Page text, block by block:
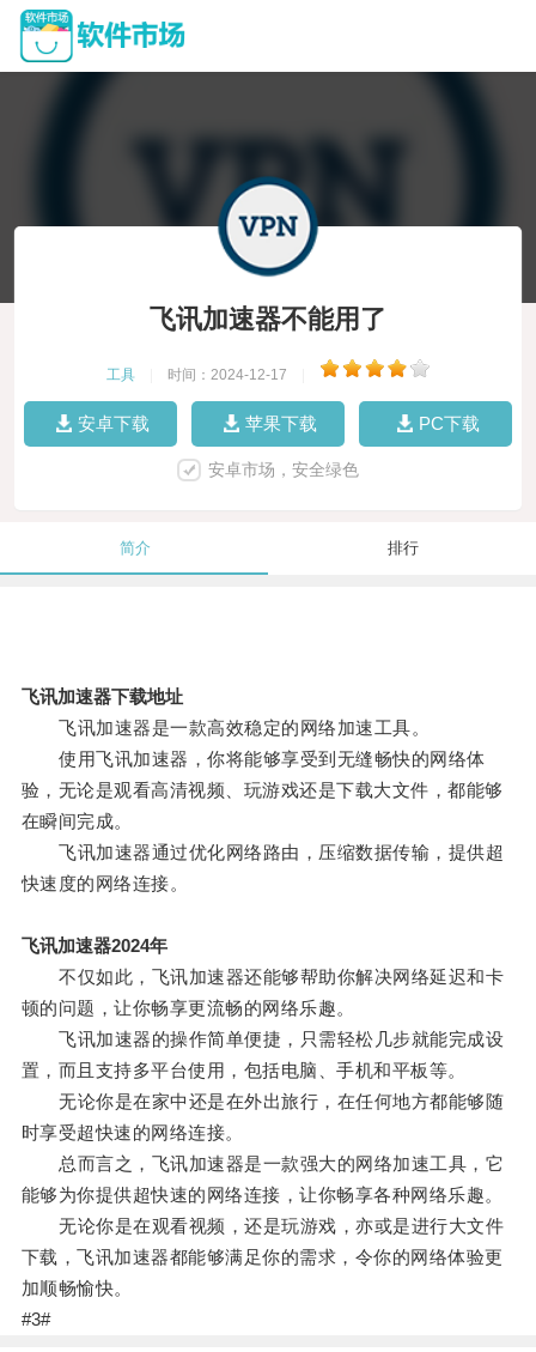
飞讯加速器不能用了
工具 时间：2024-12-17
安卓下载 苹果下载 PC下载
安卓市场，安全绿色
简介 排行
飞讯加速器下载地址
飞讯加速器是一款高效稳定的网络加速工具。
使用飞讯加速器，你将能够享受到无缝畅快的网络体
验，无论是观看高清视频、玩游戏还是下载大文件，都能够
在瞬间完成。
飞讯加速器通过优化网络路由，压缩数据传输，提供超
快速度的网络连接。
飞讯加速器2024年
不仅如此，飞讯加速器还能够帮助你解决网络延迟和卡
顿的问题，让你畅享更流畅的网络乐趣。
飞讯加速器的操作简单便捷，只需轻松几步就能完成设
置，而且支持多平台使用，包括电脑、手机和平板等。
无论你是在家中还是在外出旅行，在任何地方都能够随
时享受超快速的网络连接。
总而言之，飞讯加速器是一款强大的网络加速工具，它
能够为你提供超快速的网络连接，让你畅享各种网络乐趣。
无论你是在观看视频，还是玩游戏，亦或是进行大文件
下载，飞讯加速器都能够满足你的需求，令你的网络体验更
加顺畅愉快。
#3#